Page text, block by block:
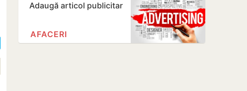
Adaugă articol publicitar
AFACERI